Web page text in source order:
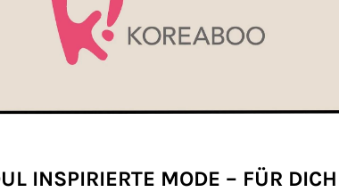
INSPIRIERTE MODE – FÜR